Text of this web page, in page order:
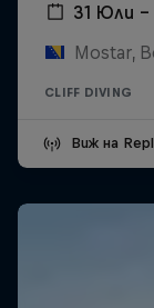
31 Юли –
Mostar,
CLIFF DIVING
Виж на